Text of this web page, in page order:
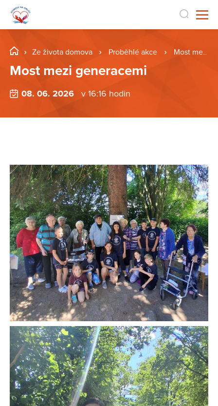
Ze života domova Proběhlé akce Most mezi generacemi
Most mezi generacemi
08. 06. 2026 v 16:16 hodin